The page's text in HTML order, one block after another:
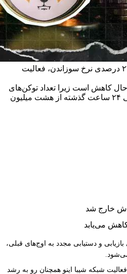
شبکه شیبا اینو با افزایش ۲۳۳۲ درصدی نرخ سوزاندن، فعالیت
کاهش است زیرا تعداد توکن‌های
SHIB خارج‌شده از گردش طی ۲۴ ساعت گذشته از هشت میلیون
و دستیابی مجدد به اوج‌های قبلی،
شبکه شیبا اینو همچنان رو به رشد